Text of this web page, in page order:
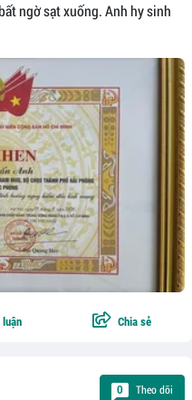
ngờ sạt xuống. Anh hy sinh
luận Chia sẻ
0 Theo dõi